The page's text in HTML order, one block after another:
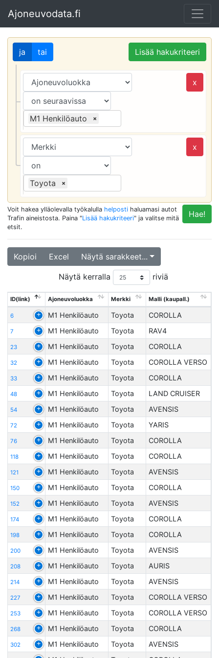
Ajoneuvodata.fi
Lisää hakukriteeri
ja tai
x
M1 Henkilöauto ×
x
Toyota ×
Hae!
Voit hakea ylläolevalla työkalulla helposti haluamasi autot
Trafin aineistosta. Paina "Lisää hakukriteeri" ja valitse mitä
etsit.
Kopioi Excel Näytä sarakkeet...
Näytä kerralla riviä
ID(link) Ajoneuvoluokka Merkki Malli (kaupall.)
6 M1 Henkilöauto Toyota COROLLA
7 M1 Henkilöauto Toyota RAV4
23 M1 Henkilöauto Toyota COROLLA
32 M1 Henkilöauto Toyota COROLLA VERSO
33 M1 Henkilöauto Toyota COROLLA
48 M1 Henkilöauto Toyota LAND CRUISER
54 M1 Henkilöauto Toyota AVENSIS
72 M1 Henkilöauto Toyota YARIS
76 M1 Henkilöauto Toyota COROLLA
118 M1 Henkilöauto Toyota COROLLA
121 M1 Henkilöauto Toyota AVENSIS
150 M1 Henkilöauto Toyota COROLLA
152 M1 Henkilöauto Toyota AVENSIS
174 M1 Henkilöauto Toyota COROLLA
198 M1 Henkilöauto Toyota COROLLA
200 M1 Henkilöauto Toyota AVENSIS
208 M1 Henkilöauto Toyota AURIS
214 M1 Henkilöauto Toyota AVENSIS
227 M1 Henkilöauto Toyota COROLLA VERSO
253 M1 Henkilöauto Toyota COROLLA VERSO
268 M1 Henkilöauto Toyota COROLLA
302 M1 Henkilöauto Toyota AVENSIS